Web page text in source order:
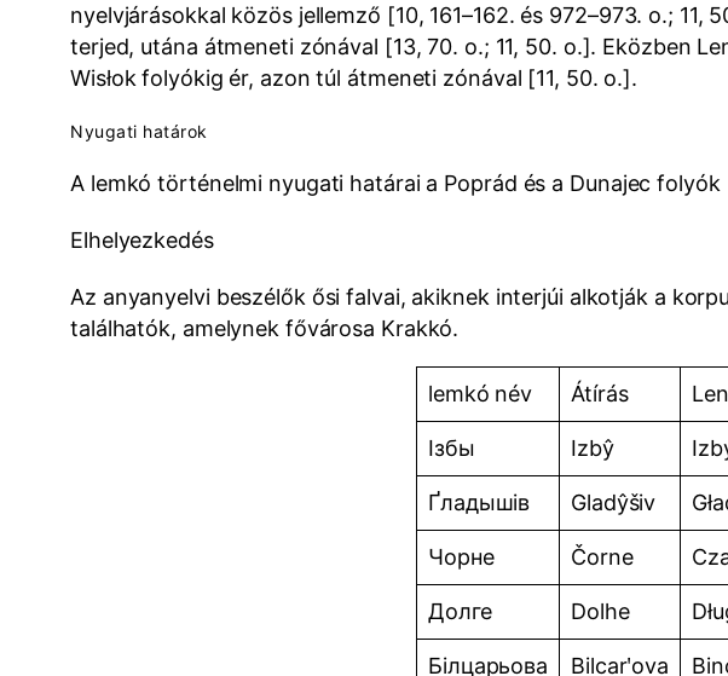
nyelvjárásokkal közös jellemző [10, 161–162. és 972–973. o.;
terjed, utána átmeneti zónával [13, 70. o.; 11, 50. o.]. Eközben
Wisłok folyókig ér, azon túl átmeneti zónával [11, 50. o.].
Nyugati határok
A lemkó történelmi nyugati határai a Poprád és a Dunajec folyók
Elhelyezkedés
Az anyanyelvi beszélők ősi falvai, akiknek interjúi alkotják a
találhatók, amelynek fővárosa Krakkó.
lemkó név Átírás
Ізбы Izbŷ
Ґлaдышiв Gladŷšiv
Чорне Čorne
Долге Dolhe
Білцарьова Bilcarʹova